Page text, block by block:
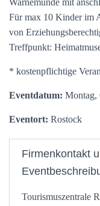
Warnemünde mit
Für max 10 Kinder im
von
Treffpunkt:
* kostenpflichtige
Eventdatum: Montag,
Eventort: Rostock
Firmenkontakt
Tourismuszentrale